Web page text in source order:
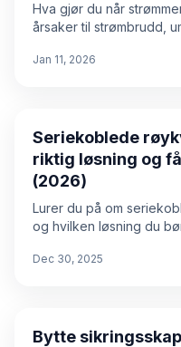
Hva gjør du når
årsaker til strømbrudd,
problemer i det
Jan 11, 2026
Seriekoblede
riktig løsning og
(2026)
Lurer du på om
og hvilken løsning du
og vedlikehold –
Dec 30, 2025
Bytte